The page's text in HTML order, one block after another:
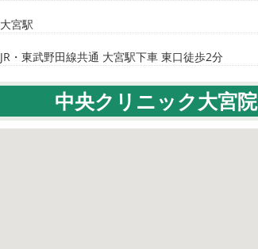
大宮駅
JR・東武野田線共通 大宮駅下車 東口徒歩2分
中央クリニック大宮院